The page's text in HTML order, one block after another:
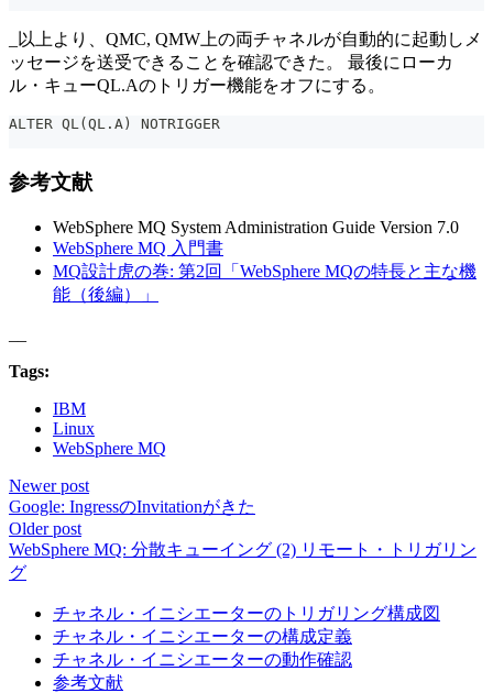
_以上より、QMC, QMW上の両チャネルが自動的に起動しメ
ッセージを送受できることを確認できた。 最後にローカ
ル・キューQL.Aのトリガー機能をオフにする。
ALTER QL(QL.A) NOTRIGGER
参考文献
WebSphere MQ System Administration Guide Version 7.0
WebSphere MQ 入門書
MQ設計虎の巻: 第2回「WebSphere MQの特長と主な機
能（後編）」
Tags:
IBM
Linux
WebSphere MQ
Newer post
Google: IngressのInvitationがきた
Older post
WebSphere MQ: 分散キューイング (2) リモート・トリガリン
グ
チャネル・イニシエーターのトリガリング構成図
チャネル・イニシエーターの構成定義
チャネル・イニシエーターの動作確認
参考文献